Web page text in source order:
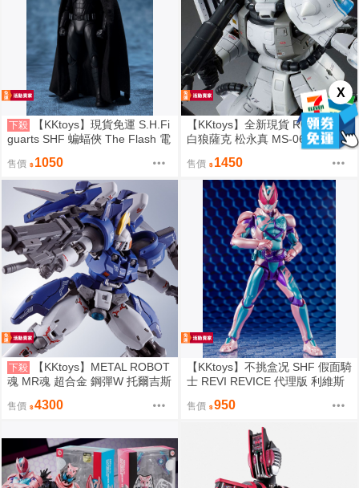
X
下殺
【KKtoys】現貨免運 S.H.Fi
guarts SHF 蝙蝠俠 The Flash 電
售價 1050
【KKtoys】全新現貨 RG 1/144
白狼薩克 松永真 MS-06R-1A SHI
N MATSUNAGA'S ZAKUII 薩克2
PB 限定
售價 1450
下殺
【KKtoys】METAL ROBOT
魂 MR魂 超合金 鋼彈W 托爾吉斯
SE II PB 魂商店限定 托爾吉斯
售價 4300
【KKtoys】不挑盒况 SHF 假面騎
士 REVI REVICE 代理版 利維斯
售價 950